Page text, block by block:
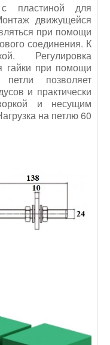
пластиной для
движущейся
при помощи
соединения. К
Регулировка
гайки при помощи
позволяет
и практически
и несущим
на петлю 60